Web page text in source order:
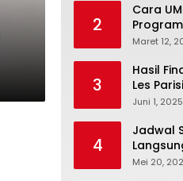
2
Cara
Modal
Maret 12,
3
Hasil
Les
Juni 1, 2025
4
Jadwal
Mei
Mei 20,